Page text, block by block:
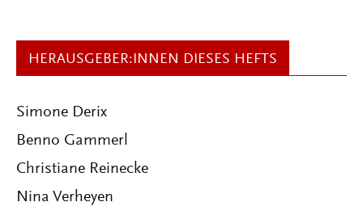
HERAUSGEBER:INNEN DIESES HEFTS
Simone Derix
Benno Gammerl
Christiane Reinecke
Nina Verheyen